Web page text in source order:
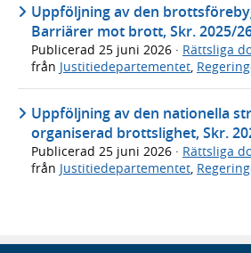
Uppföljning av den
Barriärer mot brott, Skr. 2025/
Publicerad 25 juni 2026 · Rättsliga
från Justitiedepartementet,
Uppföljning av den nationella
organiserad brottslighet, Skr.
Publicerad 25 juni 2026 · Rättsliga
från Justitiedepartementet